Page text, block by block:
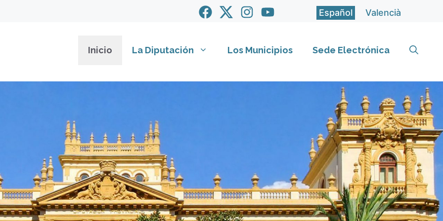
Español Valencià
Inicio La Diputación Los Municipios Sede Electrónica